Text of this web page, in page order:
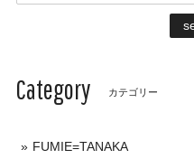
Category カテゴリー
FUMIE=TANAKA